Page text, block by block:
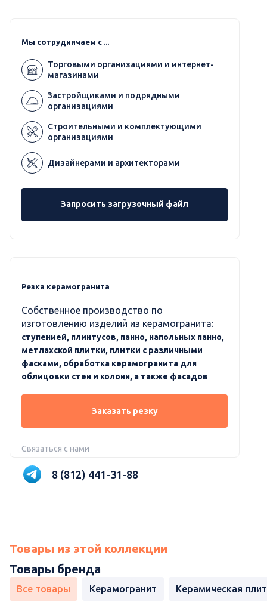
Мы сотрудничаем с ...
Торговыми организациями и интернет-
магазинами
Застройщиками и подрядными
организациями
Строительными и комплектующими
организациями
Дизайнерами и архитекторами
Запросить загрузочный файл
Резка керамогранита
Собственное производство по
изготовлению изделий из керамогранита:
ступенией, плинтусов, панно, напольных панно,
метлахской плитки, плитки с различными
фасками, обработка керамогранита для
облицовки стен и колонн, а также фасадов
Заказать резку
Связаться с нами
8 (812) 441-31-88
Товары из этой коллекции
Товары бренда
Все товары Керамогранит Керамическая